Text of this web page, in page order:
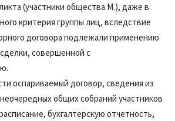
(участники общества М.), даже в
критерия группы лиц, вследствие
договора подлежали применению
совершенной с
оспариваемый договор, сведения из
общих собраний участников
бухгалтерскую отчетность,